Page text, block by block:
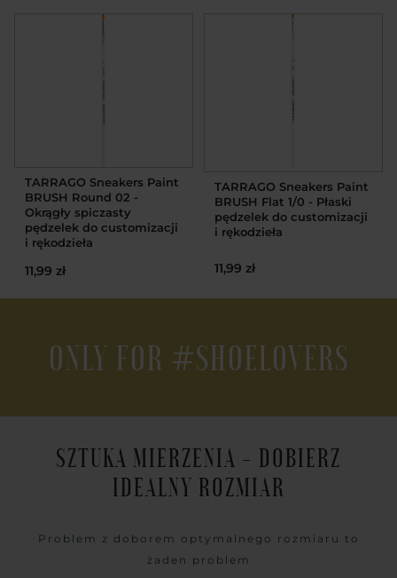
TARRAGO Sneakers Paint
BRUSH Round 02 -
Okrągły spiczasty
pędzelek do customizacji
i rękodzieła
11,99 zł
TARRAGO Sneakers Paint
BRUSH Flat 1/0 - Płaski
pędzelek do customizacji
i rękodzieła
11,99 zł
ONLY FOR #SHOELOVERS
SZTUKA MIERZENIA - DOBIERZ
IDEALNY ROZMIAR
Problem z doborem optymalnego rozmiaru to
żaden problem